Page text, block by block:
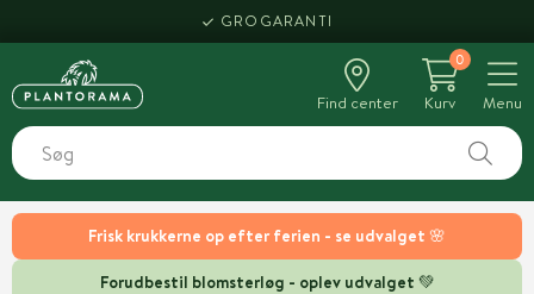
Frisk krukkerne op efter ferien - se udvalget 🌸
Forudbestil blomsterløg - oplev udvalget 💚
GROGARANTI
Find center
0
Kurv
Menu